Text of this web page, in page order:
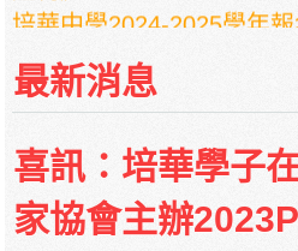
培華中學2024-2025學年
項目
培華中學收費項目一覽表
停課通知
最新消息
喜訊：培華學子
家協會主辦